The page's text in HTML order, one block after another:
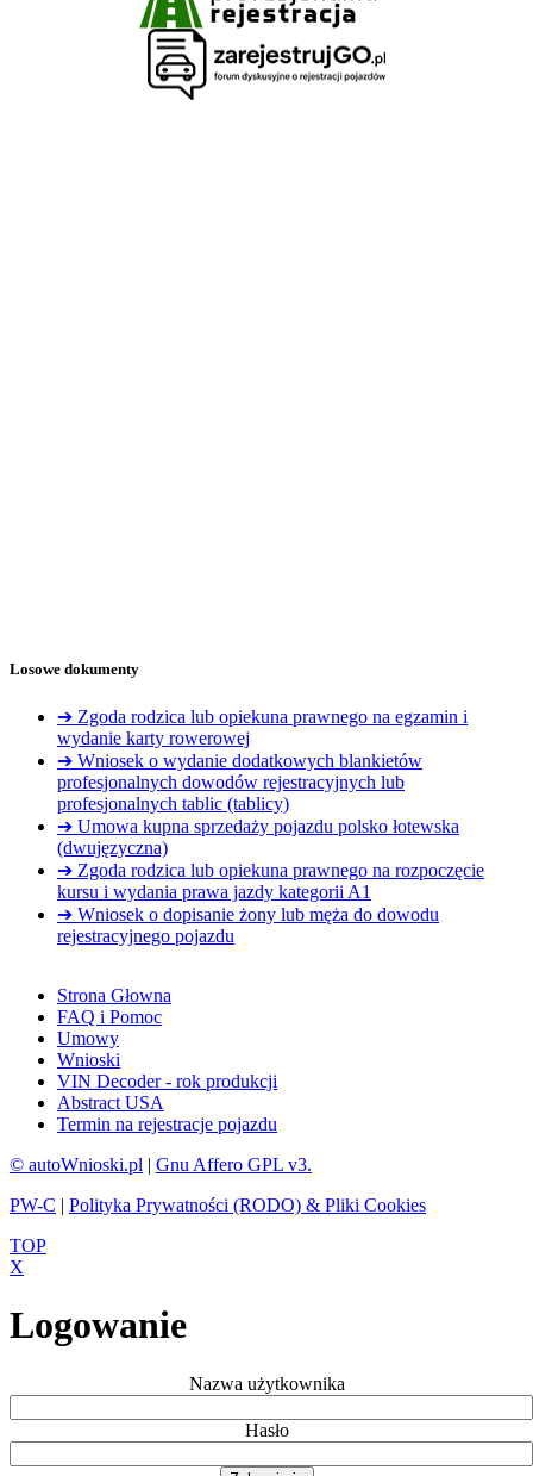
Losowe dokumenty
➔ Zgoda rodzica lub opiekuna prawnego na egzamin i
wydanie karty rowerowej
➔ Wniosek o wydanie dodatkowych blankietów
profesjonalnych dowodów rejestracyjnych lub
profesjonalnych tablic (tablicy)
➔ Umowa kupna sprzedaży pojazdu polsko łotewska
(dwujęzyczna)
➔ Zgoda rodzica lub opiekuna prawnego na rozpoczęcie
kursu i wydania prawa jazdy kategorii A1
➔ Wniosek o dopisanie żony lub męża do dowodu
rejestracyjnego pojazdu
Strona Głowna
FAQ i Pomoc
Umowy
Wnioski
VIN Decoder - rok produkcji
Abstract USA
Termin na rejestracje pojazdu
© autoWnioski.pl | Gnu Affero GPL v3.
PW-C | Polityka Prywatności (RODO) & Pliki Cookies
TOP
X
Logowanie
Nazwa użytkownika
Hasło